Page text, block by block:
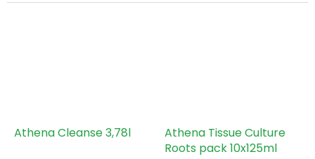
Athena Cleanse 3,78l
Athena Tissue Culture
Roots pack 10x125ml